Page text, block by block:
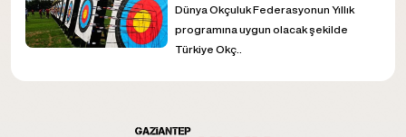
Dünya Okçuluk Federasyonun Yıllık
programına uygun olacak şekilde
Türkiye Okç..